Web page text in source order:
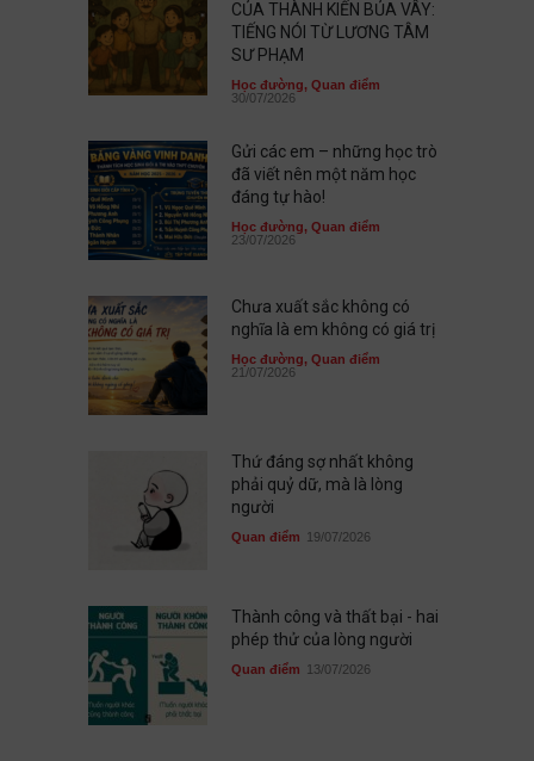
CỦA THÀNH KIẾN BỦA VÂY:
TIẾNG NÓI TỪ LƯƠNG TÂM
SƯ PHẠM
Học đường, Quan điểm
30/07/2026
Gửi các em – những học trò
đã viết nên một năm học
đáng tự hào!
Học đường, Quan điểm
23/07/2026
Chưa xuất sắc không có
nghĩa là em không có giá trị
Học đường, Quan điểm
21/07/2026
Thứ đáng sợ nhất không
phải quỷ dữ, mà là lòng
người
Quan điểm 19/07/2026
Thành công và thất bại - hai
phép thử của lòng người
Quan điểm 13/07/2026